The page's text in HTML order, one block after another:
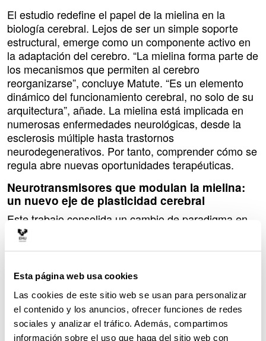
Esta página web usa cookies
Las cookies de este sitio web se usan para personalizar
el contenido y los anuncios, ofrecer funciones de redes
sociales y analizar el tráfico. Además, compartimos
información sobre el uso que haga del sitio web con
El estudio redefine el papel de la mielina en la
biología cerebral. Lejos de ser un simple soporte
estructural, emerge como un componente activo en
la adaptación del cerebro. “La mielina forma parte de
los mecanismos que permiten al cerebro
reorganizarse”, concluye Matute. “Es un elemento
dinámico del funcionamiento cerebral, no solo de su
arquitectura”, añade. La mielina está implicada en
numerosas enfermedades neurológicas, desde la
esclerosis múltiple hasta trastornos
neurodegenerativos. Por tanto, comprender cómo se
regula abre nuevas oportunidades terapéuticas.
Neurotransmisores que modulan la mielina:
un nuevo eje de plasticidad cerebral
Este trabajo consolida un cambio de paradigma en
neurociencia: la mielina, además de facilitar la
transmisión de señales, participa activamente en la
actividad neuronal. La plasticidad cerebral se refiere
adaptarse a nuevas situaciones y estímulos, creando
nuevas estructuras y conexiones neuronales. Pero,
¿cómo se regula este proceso en el cerebro adulto?